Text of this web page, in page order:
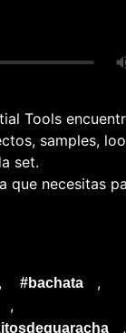
Tools
samples,
set.
que necesitas
, #bachata ,
,
,